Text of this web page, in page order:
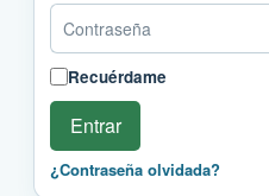
Recuérdame
Entrar
¿Contraseña olvidada?